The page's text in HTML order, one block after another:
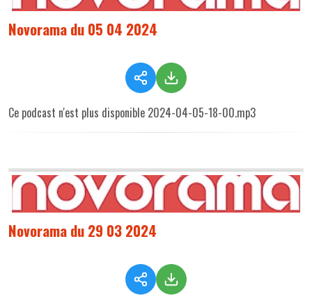
Novorama du 05 04 2024
Ce podcast n'est plus disponible 2024-04-05-18-00.mp3
Novorama du 29 03 2024